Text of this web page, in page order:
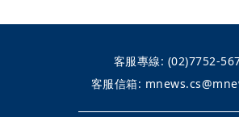
客服專線: (02)7752-
客服信箱: